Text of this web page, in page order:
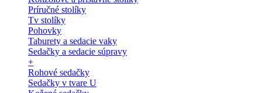
Príručné stolíky
Tv stolíky
Pohovky
Taburety a sedacie vaky
Sedačky a sedacie súpravy
+
Rohové sedačky
Sedačky v tvare U